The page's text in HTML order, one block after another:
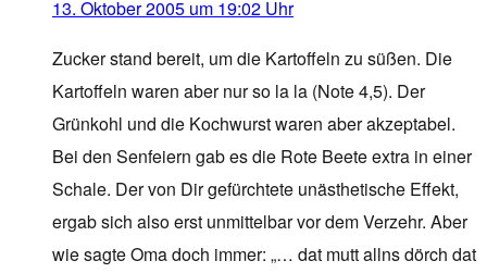
13. Oktober 2005 um 19:02 Uhr
Zucker stand bereit, um die Kartoffeln zu süßen. Die
Kartoffeln waren aber nur so la la (Note 4,5). Der
Grünkohl und die Kochwurst waren aber akzeptabel.
Bei den Senfeiern gab es die Rote Beete extra in einer
Schale. Der von Dir gefürchtete unästhetische Effekt,
ergab sich also erst unmittelbar vor dem Verzehr. Aber
wie sagte Oma doch immer: „… dat mutt allns dörch dat